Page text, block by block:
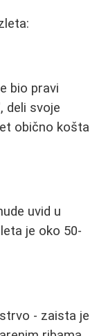
bio pravi
deli svoje
obično košta
uvid u
je oko 50-
- zaista je